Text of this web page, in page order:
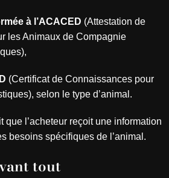
à l’ACACED (Attestation de
les Animaux de Compagnie
(Certificat de Connaissances pour
selon le type d’animal.
que l’acheteur reçoit une information
besoins spécifiques de l’animal.
tout